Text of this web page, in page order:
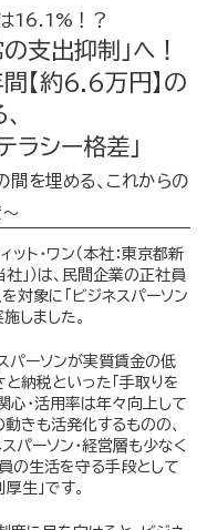
16.1%！？
支出抑制」へ！
【約6.6万円】の
ラシー格差」
間を埋める、これからの
ト・ワン（本社：東京都新
」）は、民間企業の正社員
象に「ビジネスパーソン
しました。
パーソンが実質賃金の低
納税といった「手取りを
心・活用率は年々向上して
きも活発化するものの、
パーソン・経営層も少なく
の生活を守る手段として
生」です。